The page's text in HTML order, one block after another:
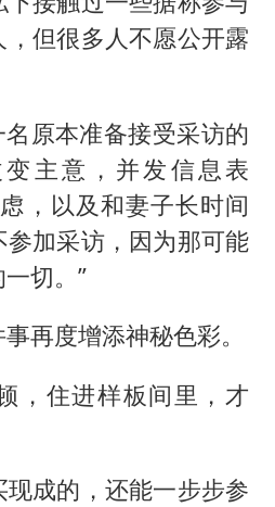
，但很多人不愿公开露
原本准备接受采访的
主意，并发信息表
，以及和妻子长时间
加采访，因为那可能
切。”
再度增添神秘色彩。
，住进样板间里，才
成的，还能一步步参